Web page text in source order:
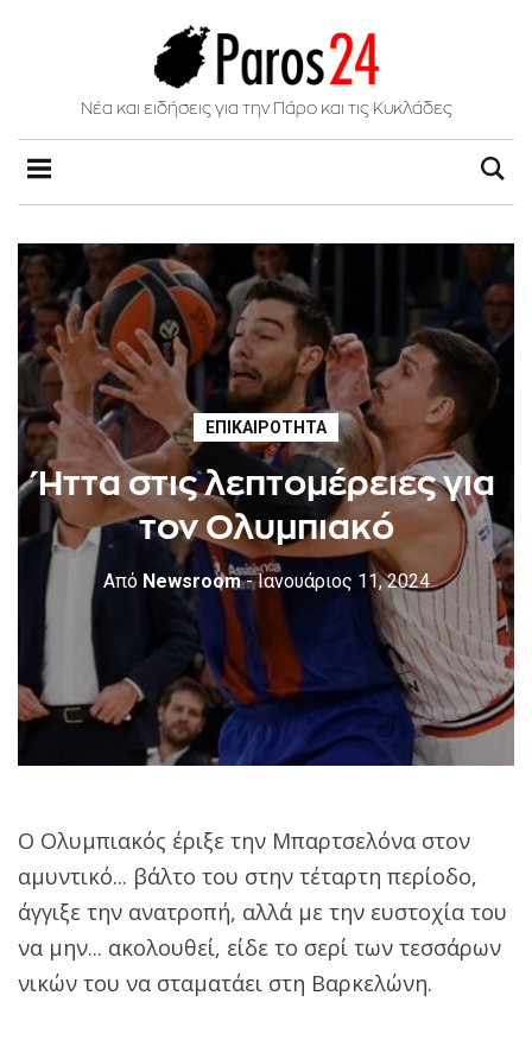
Νέα και ειδήσεις για την Πάρο και τις Κυκλάδες
ΕΠΙΚΑΙΡΌΤΗΤΑ
Ήττα στις λεπτομέρειες για
τον Ολυμπιακό
ΑπόNewsroom - Ιανουάριος 11, 2024
Ο Ολυμπιακός έριξε την Μπαρτσελόνα στον
αμυντικό... βάλτο του στην τέταρτη περίοδο,
άγγιξε την ανατροπή, αλλά με την ευστοχία του
να μην... ακολουθεί, είδε το σερί των τεσσάρων
νικών του να σταματάει στη Βαρκελώνη.